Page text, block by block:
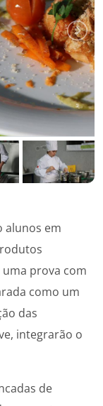
alunos em
prova com
como um
das
integrarão o
de